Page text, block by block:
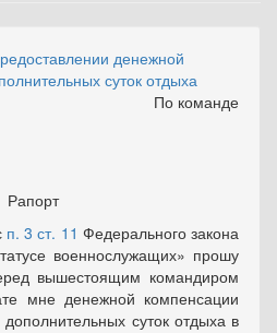
денежной
суток отдыха
По команде
Рапорт
п. 3 ст. 11 Федерального закона
военнослужащих» прошу
вышестоящим командиром
мне денежной компенсации
суток отдыха в